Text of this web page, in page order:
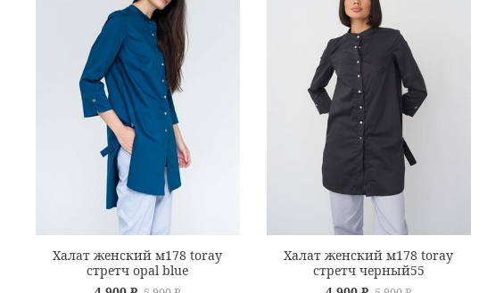
Халат женский м178 toray
стретч opal blue
Халат женский м178 toray
стретч черный55